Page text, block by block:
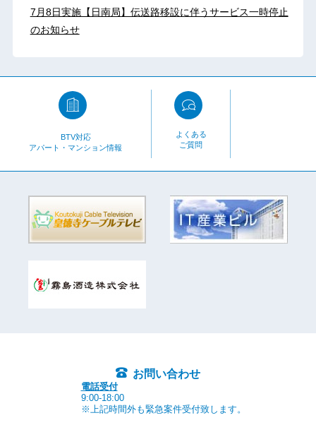
7月8日実施【日南局】伝送路移設に伴うサービス一時停止
のお知らせ
BTV対応
アパート・マンション情報
よくある
ご質問
お問い合わせ
電話受付
9:00-18:00
※上記時間外も緊急案件受付致します。